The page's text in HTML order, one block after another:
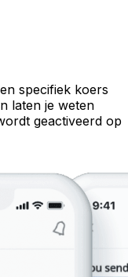
specifiek koers
laten je weten
geactiveerd op